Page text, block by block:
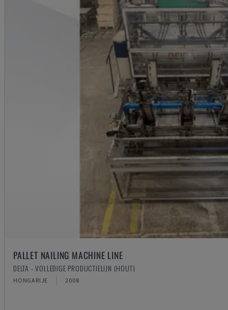
PALLET NAILING MACHINE LINE
DELTA - VOLLEDIGE PRODUCTIELIJN (HOUT)
HONGARIJE 2008